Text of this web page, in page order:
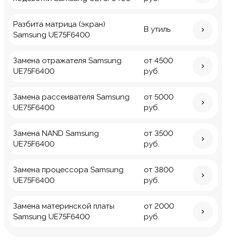
Разбита матрица (экран)
Samsung UE75F6400
В утиль
Замена отражателя Samsung
UE75F6400
от 4500
руб.
Замена рассеивателя Samsung
UE75F6400
от 5000
руб.
Замена NAND Samsung
UE75F6400
от 3500
руб.
Замена процессора Samsung
UE75F6400
от 3800
руб.
Замена материнской платы
Samsung UE75F6400
от 2000
руб.